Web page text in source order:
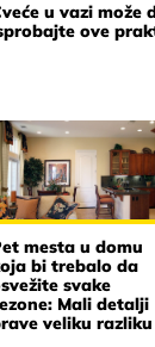
u vazi može
ove
mesta u domu
bi trebalo da
svake
Mali detalji
veliku razliku